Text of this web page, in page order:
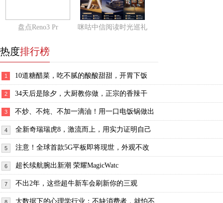
盘点Reno3 Pr 咪咕中信阅读时光巡礼
热度排行榜
1 10道糖醋菜，吃不腻的酸酸甜甜，开胃下饭
2 34天后是除夕，大厨教你做，正宗的香辣干
3 不炒、不炖、不加一滴油！用一口电饭锅做出
4 全新奇瑞瑞虎8，激流而上，用实力证明自己
5 注意！全球首款5G平板即将现世，外观不改
6 超长续航腕出新潮 荣耀MagicWatc
7 不出2年，这些超牛新车会刷新你的三观
大数据下的心理学行业：不缺消费者，就怕不